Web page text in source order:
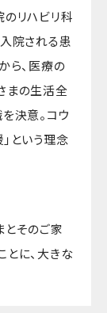
リハビリ科
院される患
ら、医療の
まの生活全
決意。コウ
という理念
とそのご家
に、大きな